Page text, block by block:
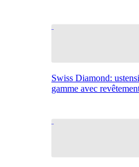
Swiss Diamond:
gamme avec